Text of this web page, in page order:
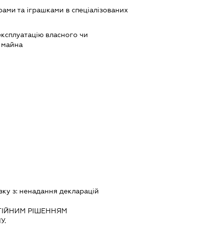
та іграшками в спеціалізованих
власного чи
з: ненадання декларацiй
РIШЕННЯМ